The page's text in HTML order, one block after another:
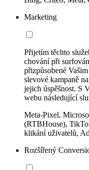
Marketing
Přijetím těchto
chování při
přizpůsobené
slevové kampaně
jejich úspěšnost. S
webu následující
Meta-Pixel,
(RTBHouse),
klikání uživatelů,
Rozšířený